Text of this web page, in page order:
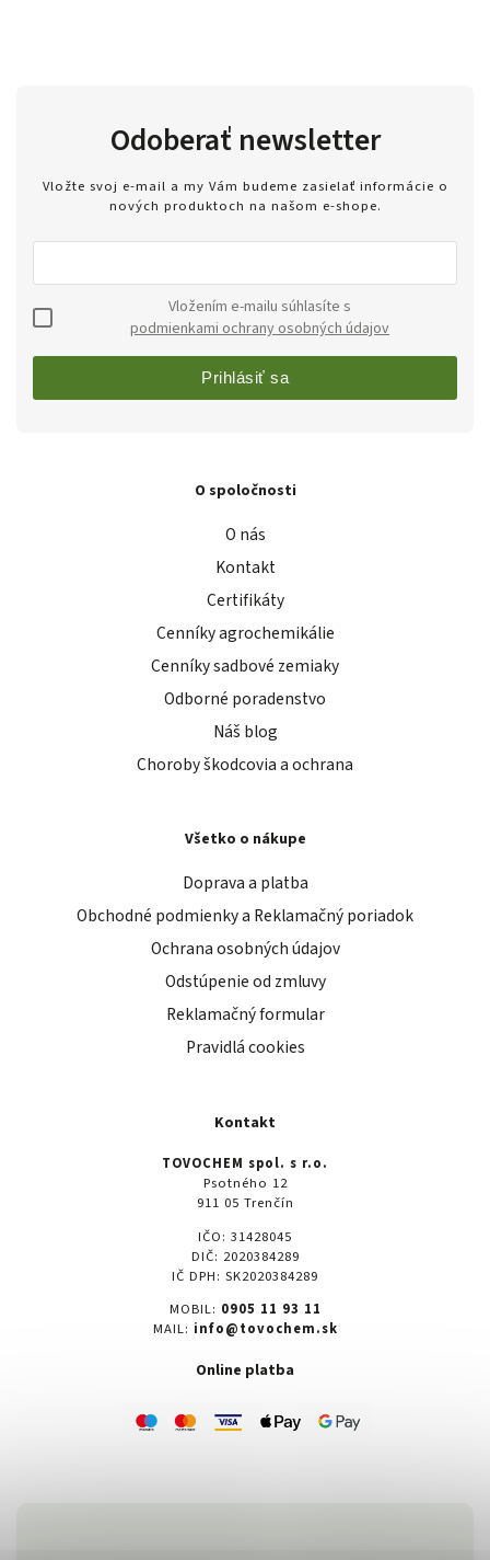
Odoberať newsletter
Vložte svoj e-mail a my Vám budeme zasielať informácie o
nových produktoch na našom e-shope.
podmienkami ochrany osobných údajov
Prihlásiť sa
O spoločnosti
O nás
Kontakt
Certifikáty
Cenníky agrochemikálie
Cenníky sadbové zemiaky
Odborné poradenstvo
Náš blog
Choroby škodcovia a ochrana
Všetko o nákupe
Doprava a platba
Obchodné podmienky a Reklamačný poriadok
Ochrana osobných údajov
Odstúpenie od zmluvy
Reklamačný formular
Pravidlá cookies
Kontakt
TOVOCHEM spol. s r.o.
Psotného 12
911 05 Trenčín
IČO: 31428045
DIČ: 2020384289
IČ DPH: SK2020384289
MOBIL: 0905 11 93 11
MAIL: info@tovochem.sk
Online platba